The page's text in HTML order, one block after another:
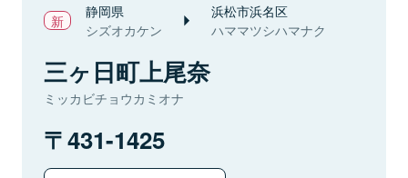
静岡県
シズオカケン
浜松市浜名区
ハママツシハマナク
三ヶ日町上尾奈
ミッカビチョウカミオナ
431-1425